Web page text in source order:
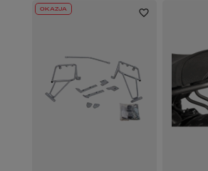
OKAZJA